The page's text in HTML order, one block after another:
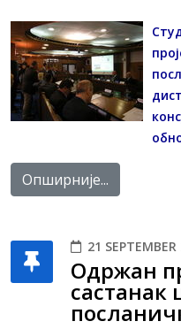
Опширније...
21
Одржан
састанак